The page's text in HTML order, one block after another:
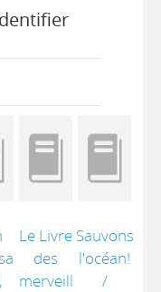
Le Livre
des
merveill
Sauvons
l'océan!
/